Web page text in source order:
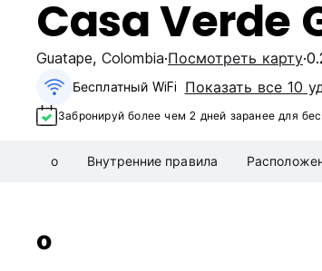
Casa Verde
Guatape, Colombia Посмотреть карту
Бесплатный WiFi Показать все 10
Забронируй более чем 2 дней заранее для
о Внутренние правила
о